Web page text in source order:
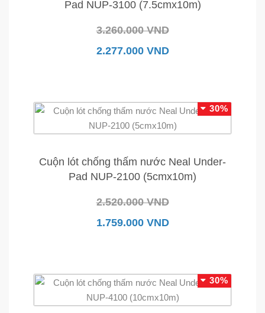
Pad NUP-3100 (7.5cmx10m)
3.260.000 VND
2.277.000 VND
30%
Cuộn lót chống thấm nước Neal Under-
Pad NUP-2100 (5cmx10m)
2.520.000 VND
1.759.000 VND
30%